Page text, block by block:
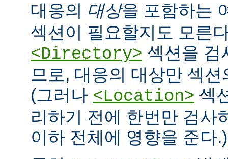
대응의 대상을 포함하는
섹션이 필요할지도 모른
<Directory> 섹션을 검
므로, 대응의 대상만 섹
(그러나 <Location> 섹
리하기 전에 한번만 검사
이하 전체에 영향을 준다.)